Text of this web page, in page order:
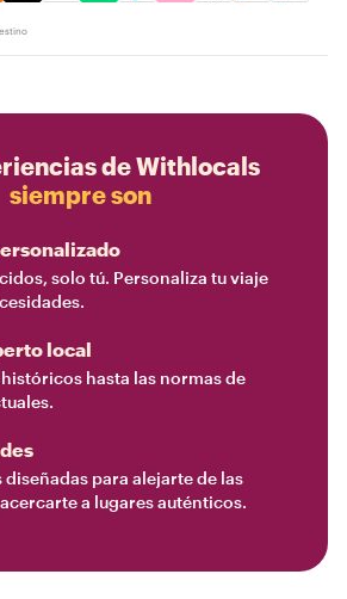
de Withlocals
siempre son
solo tú. Personaliza tu viaje
local
hasta las normas de
diseñadas para alejarte de las
a lugares auténticos.